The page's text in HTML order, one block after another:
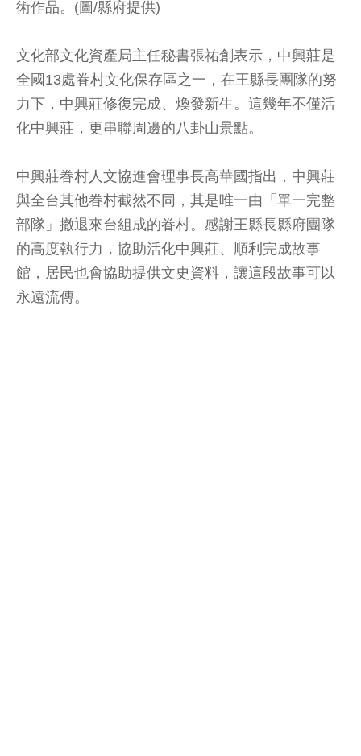
術作品。(圖/縣府提供)
文化部文化資產局主任秘書張祐創表示，中興莊是
全國13處眷村文化保存區之一，在王縣長團隊的努
力下，中興莊修復完成、煥發新生。這幾年不僅活
化中興莊，更串聯周邊的八卦山景點。
中興莊眷村人文協進會理事長高華國指出，中興莊
與全台其他眷村截然不同，其是唯一由「單一完整
部隊」撤退來台組成的眷村。感謝王縣長縣府團隊
的高度執行力，協助活化中興莊、順利完成故事
館，居民也會協助提供文史資料，讓這段故事可以
永遠流傳。